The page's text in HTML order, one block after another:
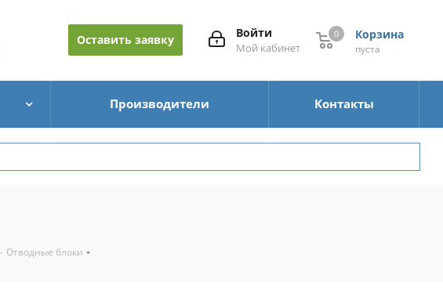
Корзина
0
пуста
0
Войти
Мой кабинет
Оставить заявку
Производители Контакты
- Отводные блоки